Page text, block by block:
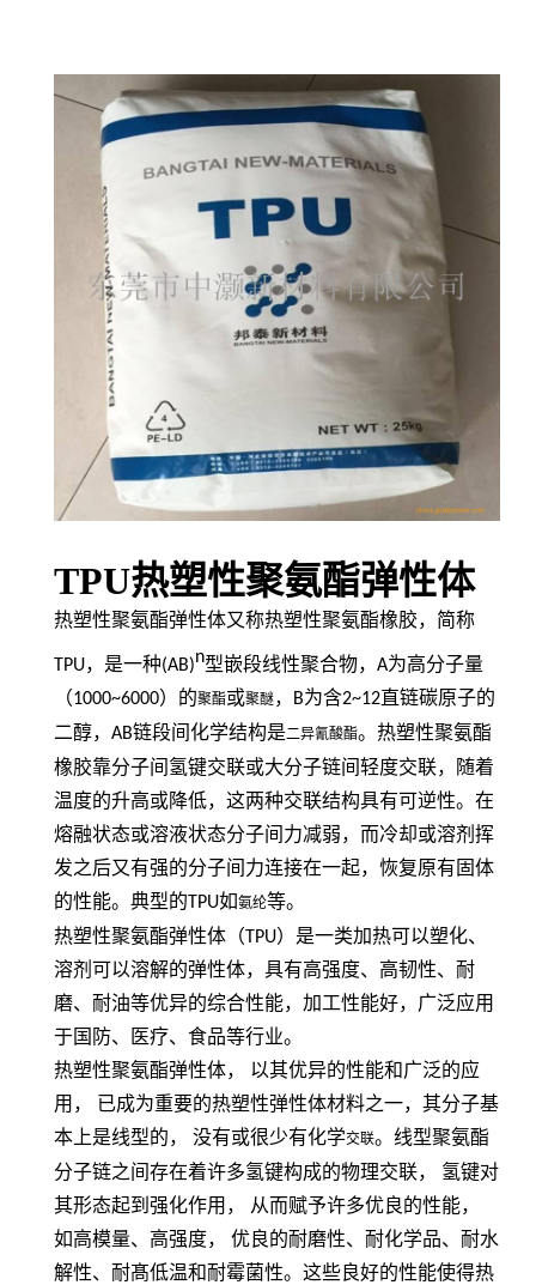
TPU热塑性聚氨酯弹性体
热塑性聚氨酯弹性体又称热塑性聚氨酯橡胶，简称
TPU，是一种(AB)n型嵌段线性聚合物， A为高分子量
（1000~6000）的聚酯或聚醚， B为含2~12 直链碳原子的
二醇， AB链段间化学结构是二异氰酸酯。热塑性聚氨酯
橡胶靠分子间氢键交联或大分子链间轻度交联，随着
温度的升高或降低，这两种交联结构具有可逆性。在
熔融状态或溶液状态分子间力减弱，而冷却或溶剂挥
发之后又有强的分子间力连接在一起，恢复原有固体
的性能。典型的TPU如氨纶等。
热塑性聚氨酯弹性体（TPU）是一类加热可以塑化、
溶剂可以溶解的弹性体，具有高强度、高韧性、耐
磨、耐油等优异的综合性能，加工性能好，广泛应用
于国防、医疗、食品等行业。
热塑性聚氨酯弹性体，
以其优异的性能和广泛的应
用，
已成为重要的热塑性弹性体材料之一，其分子基
本上是线型的，
没有或很少有化学交联。线型聚氨酯
分子链之间存在着许多氢键构成的物理交联，
氢键对
其形态起到强化作用，
从而赋予许多优良的性能，
如高模量、高强度，
优良的耐磨性、耐化学品、耐水
解性、耐髙低温和耐霉菌性。这些良好的性能使得热